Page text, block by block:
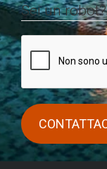
Sei un robot?